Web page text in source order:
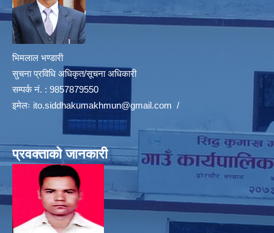
भिमलाल भण्डारी
सुचना प्रविधि अधिकृत/सूचना अधिकारी
सम्पर्क नं. : 9857879550
इमेलः ito.siddhakumakhmun@gmail.com /
प्रवक्ताको जानकारी